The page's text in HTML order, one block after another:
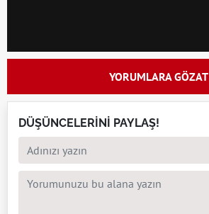
YORUMLARA GÖZAT
DÜŞÜNCELERİNİ PAYLAŞ!